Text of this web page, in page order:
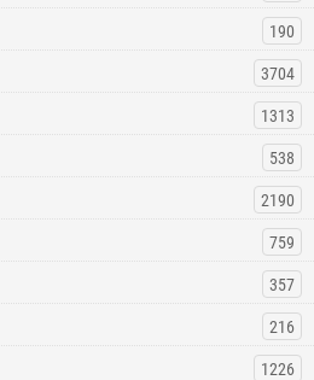
190
3704
1313
538
2190
759
357
216
1226